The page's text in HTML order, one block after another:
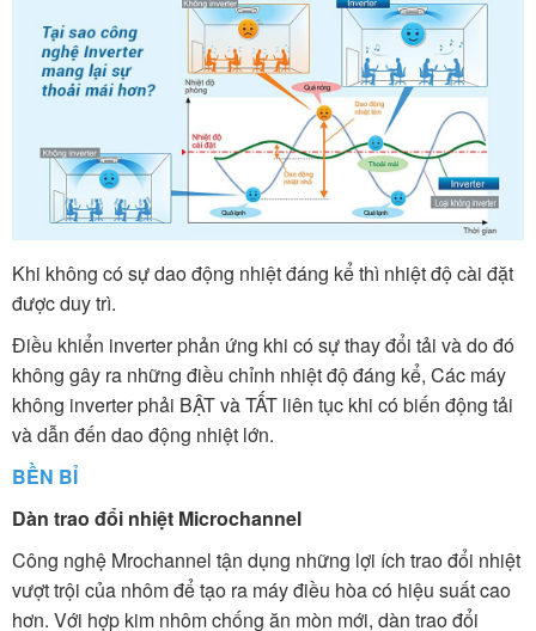
Khi không có sự dao động nhiệt đáng kể thì nhiệt độ cài đặt
được duy trì.
Điều khiển inverter phản ứng khi có sự thay đổi tải và do đó
không gây ra những điều chỉnh nhiệt độ đáng kể, Các máy
không inverter phải BẬT và TẤT liên tục khi có biến động tải
và dẫn đến dao động nhiệt lớn.
BỀN BỈ
Dàn trao đổi nhiệt Microchannel
Công nghệ Mrochannel tận dụng những lợi ích trao đổi nhiệt
vượt trội của nhôm để tạo ra máy điều hòa có hiệu suất cao
hơn. Với hợp kim nhôm chống ăn mòn mới, dàn trao đổi